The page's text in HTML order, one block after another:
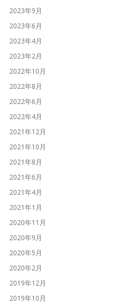
2023年9月
2023年6月
2023年4月
2023年2月
2022年10月
2022年8月
2022年6月
2022年4月
2021年12月
2021年10月
2021年8月
2021年6月
2021年4月
2021年1月
2020年11月
2020年9月
2020年5月
2020年2月
2019年12月
2019年10月